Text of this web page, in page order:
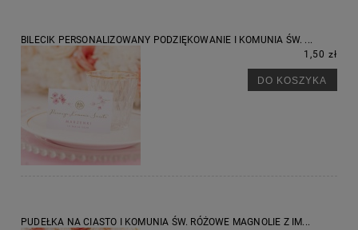
BILECIK PERSONALIZOWANY PODZIĘKOWANIE I KOMUNIA ŚW. ...
1,50 zł
DO KOSZYKA
PUDEŁKA NA CIASTO I KOMUNIA ŚW. RÓŻOWE MAGNOLIE Z IM...